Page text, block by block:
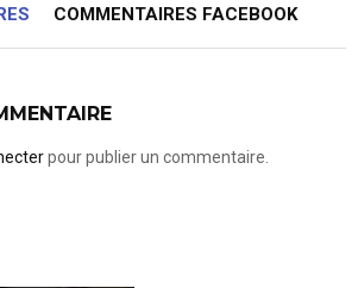
COMMENTAIRES FACEBOOK
pour publier un commentaire.